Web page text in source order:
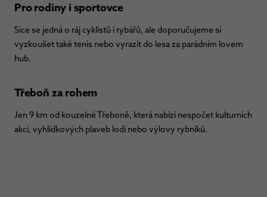
Pro rodiny i sportovce
Sice se jedná o ráj cyklistů i rybářů, ale doporučujeme si
vyzkoušet také tenis nebo vyrazit do lesa za parádním lovem
hub.
Třeboň za rohem
Jen 9 km od kouzelné Třeboně, která nabízí nespočet kulturních
akcí, vyhlídkových plaveb lodí nebo výlovy rybníků.